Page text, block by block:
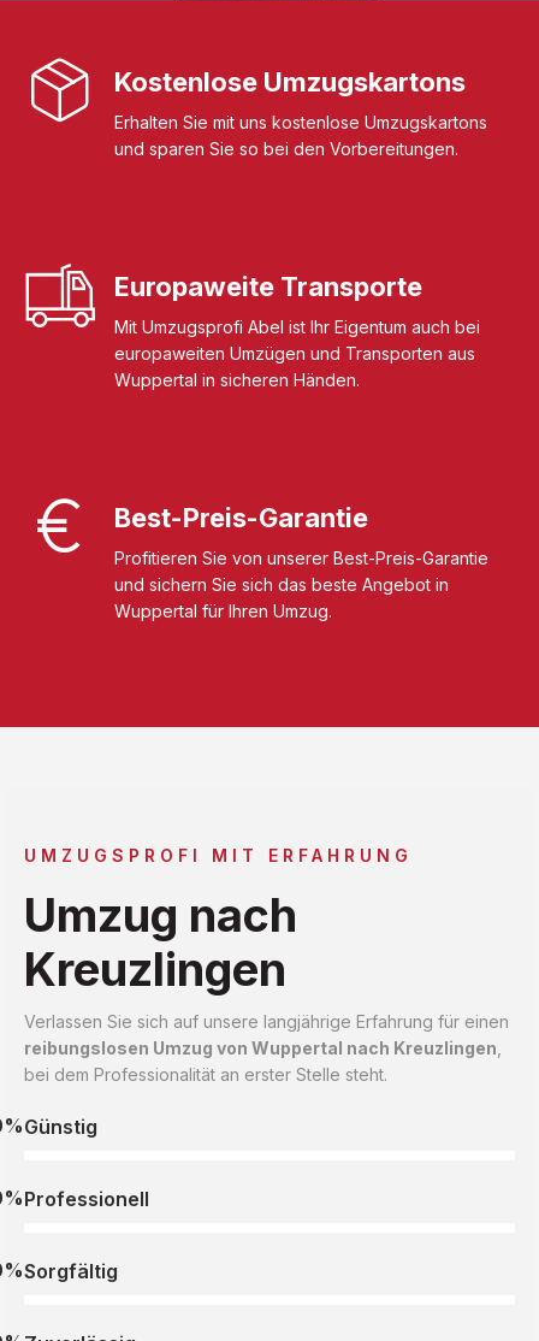
Kostenlose Umzugskartons
Erhalten Sie mit uns kostenlose Umzugskartons
und sparen Sie so bei den Vorbereitungen.
Europaweite Transporte
Mit Umzugsprofi Abel ist Ihr Eigentum auch bei
europaweiten Umzügen und Transporten aus
Wuppertal in sicheren Händen.
Best-Preis-Garantie
Profitieren Sie von unserer Best-Preis-Garantie
und sichern Sie sich das beste Angebot in
Wuppertal für Ihren Umzug.
UMZUGSPROFI MIT ERFAHRUNG
Umzug nach
Kreuzlingen
Verlassen Sie sich auf unsere langjährige Erfahrung für einen
reibungslosen Umzug von Wuppertal nach Kreuzlingen
bei dem Professionalität an erster Stelle steht.
Günstig
Professionell
Sorgfältig